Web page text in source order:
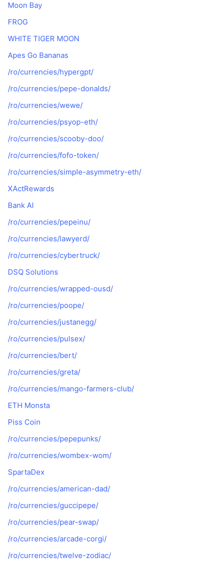
Moon Bay
FROG
WHITE TIGER MOON
Apes Go Bananas
/ro/currencies/hypergpt/
/ro/currencies/pepe-donalds/
/ro/currencies/wewe/
/ro/currencies/psyop-eth/
/ro/currencies/scooby-doo/
/ro/currencies/fofo-token/
/ro/currencies/simple-asymmetry-eth/
XActRewards
Bank AI
/ro/currencies/pepeinu/
/ro/currencies/lawyerd/
/ro/currencies/cybertruck/
DSQ Solutions
/ro/currencies/wrapped-ousd/
/ro/currencies/poope/
/ro/currencies/justanegg/
/ro/currencies/pulsex/
/ro/currencies/bert/
/ro/currencies/greta/
/ro/currencies/mango-farmers-club/
ETH Monsta
Piss Coin
/ro/currencies/pepepunks/
/ro/currencies/wombex-wom/
SpartaDex
/ro/currencies/american-dad/
/ro/currencies/guccipepe/
/ro/currencies/pear-swap/
/ro/currencies/arcade-corgi/
/ro/currencies/twelve-zodiac/